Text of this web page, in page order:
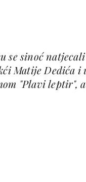
se sinoć
Matije Dedića i
"Plavi leptir",